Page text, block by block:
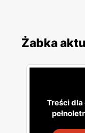
Żabka
Treści dla